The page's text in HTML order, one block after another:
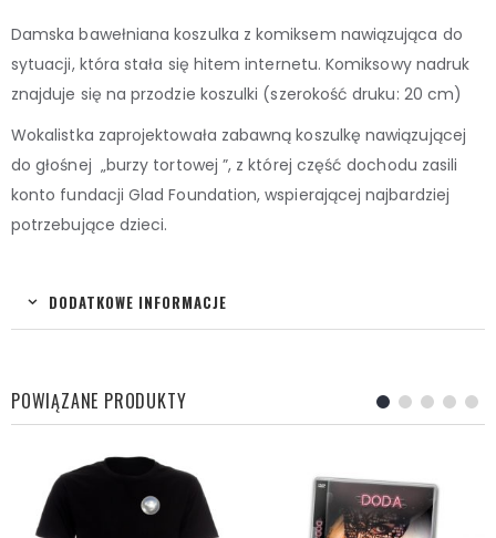
Damska bawełniana koszulka z komiksem nawiązująca do
sytuacji, która stała się hitem internetu. Komiksowy nadruk
znajduje się na przodzie koszulki (szerokość druku: 20 cm)
Wokalistka zaprojektowała zabawną koszulkę nawiązującej
do głośnej „burzy tortowej ”, z której część dochodu zasili
konto fundacji Glad Foundation, wspierającej najbardziej
potrzebujące dzieci.
DODATKOWE INFORMACJE
POWIĄZANE PRODUKTY